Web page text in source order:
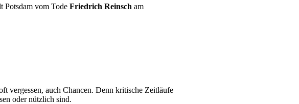
Potsdam vom Tode Friedrich Reinsch am
vergessen, auch Chancen. Denn kritische Zeitläufe
oder nützlich sind.